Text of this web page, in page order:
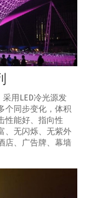
用LED冷光源发
个同步变化，体积
性能好、指向性
、无闪烁、无紫外
店、广告牌、幕墙